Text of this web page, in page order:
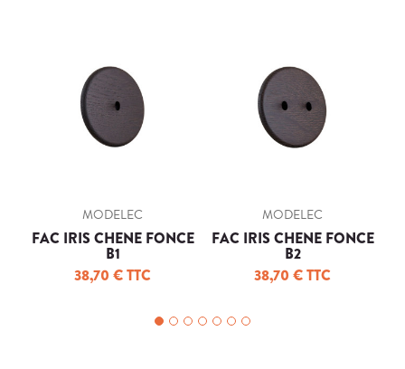
MODELEC
FAC IRIS CHENE FONCE
B1
38,70 € TTC
MODELEC
FAC IRIS CHENE FONCE
B2
38,70 € TTC